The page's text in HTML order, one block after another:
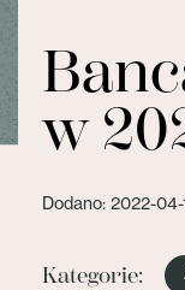
w
Dodano: 2022-04-
Kategorie: